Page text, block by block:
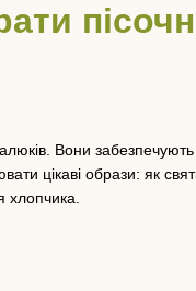
Вони
цікаві образи: як
хлопчика.